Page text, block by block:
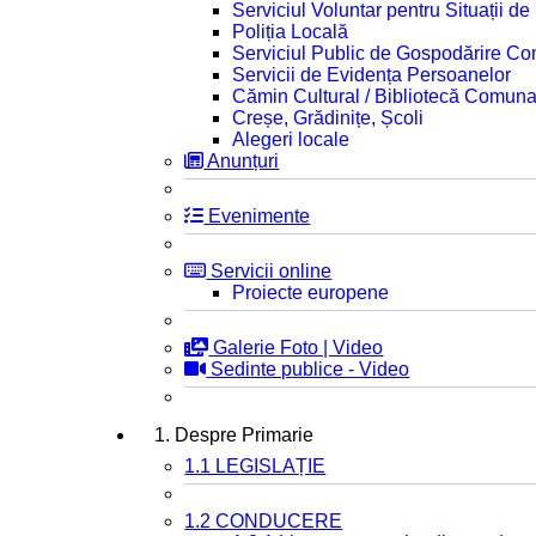
Serviciul Voluntar pentru Situații de
Poliția Locală
Serviciul Public de Gospodărire
Servicii de Evidența Persoanelor
Cămin Cultural / Bibliotecă
Creșe, Grădinițe, Școli
Alegeri locale
Anunțuri
Evenimente
Servicii online
Proiecte europene
Galerie Foto | Video
Sedinte publice - Video
1. Despre Primarie
1.1 LEGISLAȚIE
1.2 CONDUCERE